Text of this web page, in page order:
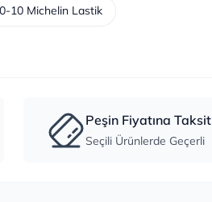
10 Michelin Lastik
Peşin Fiyatına Taksit
Seçili Ürünlerde Geçerli